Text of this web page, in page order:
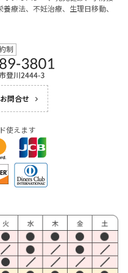
療法、不妊治療、生理日移動、
お問合せ
使えます